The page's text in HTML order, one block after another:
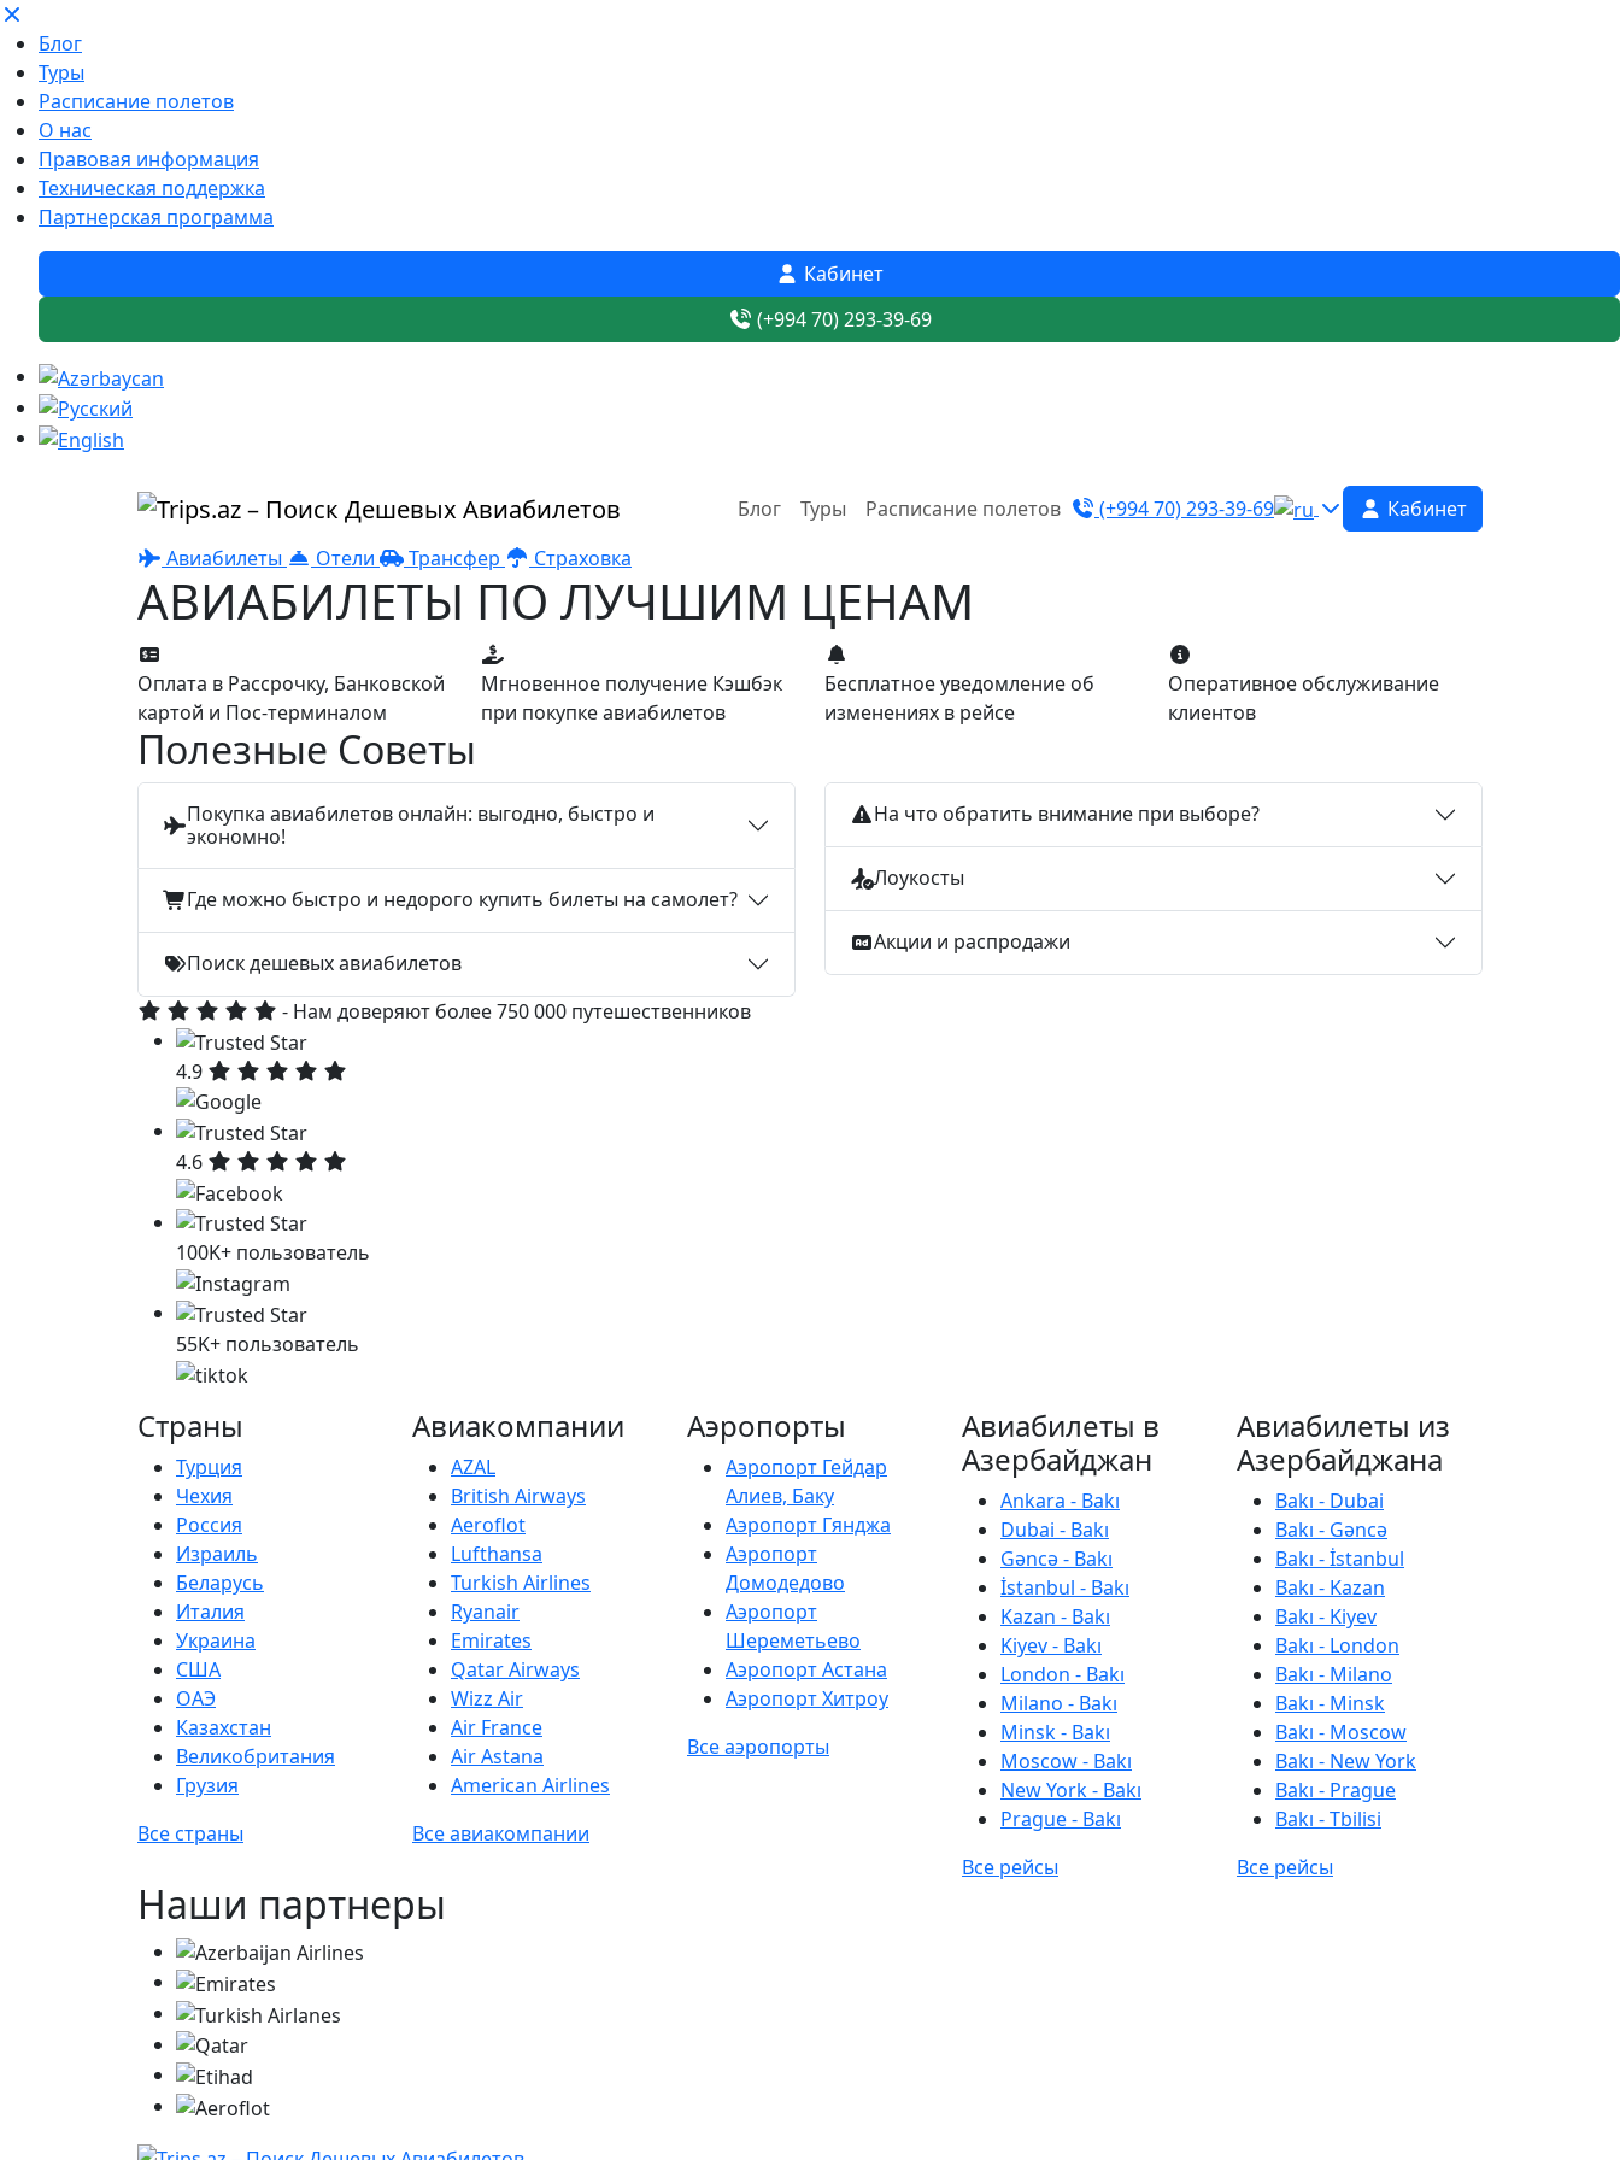
Блог
Туры
Расписание полетов
О нас
Правовая информация
Техническая поддержка
Партнерская программа
Кабинет
(+994 70) 293-39-69
Блог Туры Расписание полетов (+994 70) 293-39-69
Кабинет
Авиабилеты
Отели Трансфер Страховка
АВИАБИЛЕТЫ ПО ЛУЧШИМ ЦЕНАМ
Оплата в Рассрочку, Банковской
картой и Пос-терминалом
Мгновенное получение Кэшбэк
при покупке авиабилетов
Бесплатное уведомление об
изменениях в рейсе
Оперативное обслуживание
клиентов
Полезные Советы
Покупка авиабилетов онлайн: выгодно, быстро и
экономно!
Где можно быстро и недорого купить билеты на самолет?
Поиск дешевых авиабилетов
На что обратить внимание при выборе?
Лоукосты
Акции и распродажи
- Нам доверяют более 750 000 путешественников
4.9
4.6
100K+ пользователь
55K+ пользователь
Страны
Турция
Чехия
Россия
Израиль
Беларусь
Италия
Украина
США
ОАЭ
Казахстан
Великобритания
Грузия
Все страны
Авиакомпании
AZAL
British Airways
Aeroflot
Lufthansa
Turkish Airlines
Ryanair
Emirates
Qatar Airways
Wizz Air
Air France
Air Astana
American Airlines
Все авиакомпании
Аэропорты
Аэропорт Гейдар
Алиев, Баку
Аэропорт Гянджа
Аэропорт
Домодедово
Аэропорт
Шереметьево
Аэропорт Астана
Аэропорт Хитроу
Все аэропорты
Авиабилеты в
Азербайджан
Ankara - Bakı
Dubai - Bakı
Gəncə - Bakı
İstanbul - Bakı
Kazan - Bakı
Kiyev - Bakı
London - Bakı
Milano - Bakı
Minsk - Bakı
Moscow - Bakı
New York - Bakı
Prague - Bakı
Все рейсы
Авиабилеты из
Азербайджана
Bakı - Dubai
Bakı - Gəncə
Bakı - İstanbul
Bakı - Kazan
Bakı - Kiyev
Bakı - London
Bakı - Milano
Bakı - Minsk
Bakı - Moscow
Bakı - New York
Bakı - Prague
Bakı - Tbilisi
Все рейсы
Наши партнеры